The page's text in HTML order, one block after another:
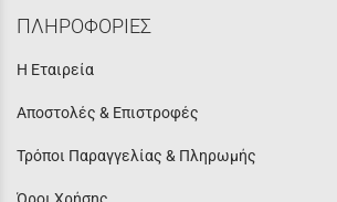
ΠΛΗΡΟΦΟΡΙΕΣ
Η Εταιρεία
Αποστολές & Επιστροφές
Τρόποι Παραγγελίας & Πληρωμής
Όροι Χρήσης